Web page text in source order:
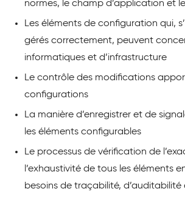
normes, le champ d’application et
Les éléments de configuration qui,
gérés correctement, peuvent
informatiques et d’infrastructure
Le contrôle des modifications
configurations
La manière d’enregistrer et de
les éléments configurables
Le processus de vérification de
l’exhaustivité de tous les éléments
besoins de traçabilité, d’auditabilité